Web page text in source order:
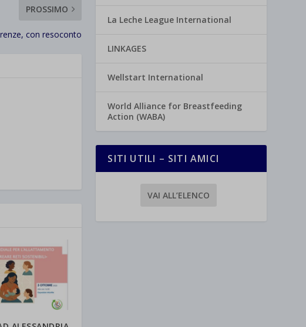
PROSSIMO
con resoconto
La Leche League International
LINKAGES
Wellstart International
World Alliance for Breastfeeding
Action (WABA)
SITI UTILI – SITI AMICI
VAI ALL’ELENCO